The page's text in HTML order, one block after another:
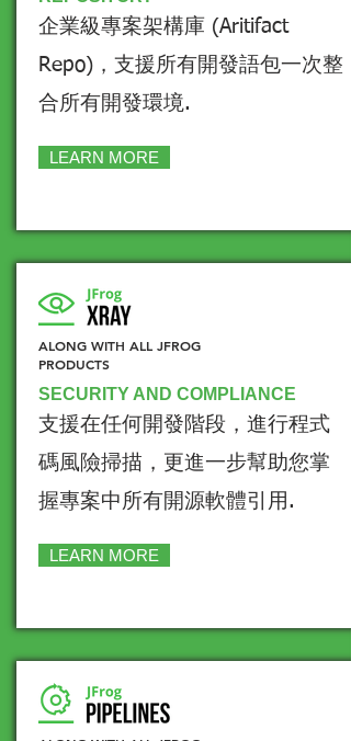
企業級專案架構庫 (Aritifact
Repo)，​支援所有開發語包一次整
合所有開發環境.
LEARN MORE
ALONG WITH ALL JFROG
PRODUCTS
SECURITY AND COMPLIANCE
支援在任何開發階段，進行程式
碼風險掃描，更進一步幫助您掌
握專案中所有開源軟體引用.
LEARN MORE